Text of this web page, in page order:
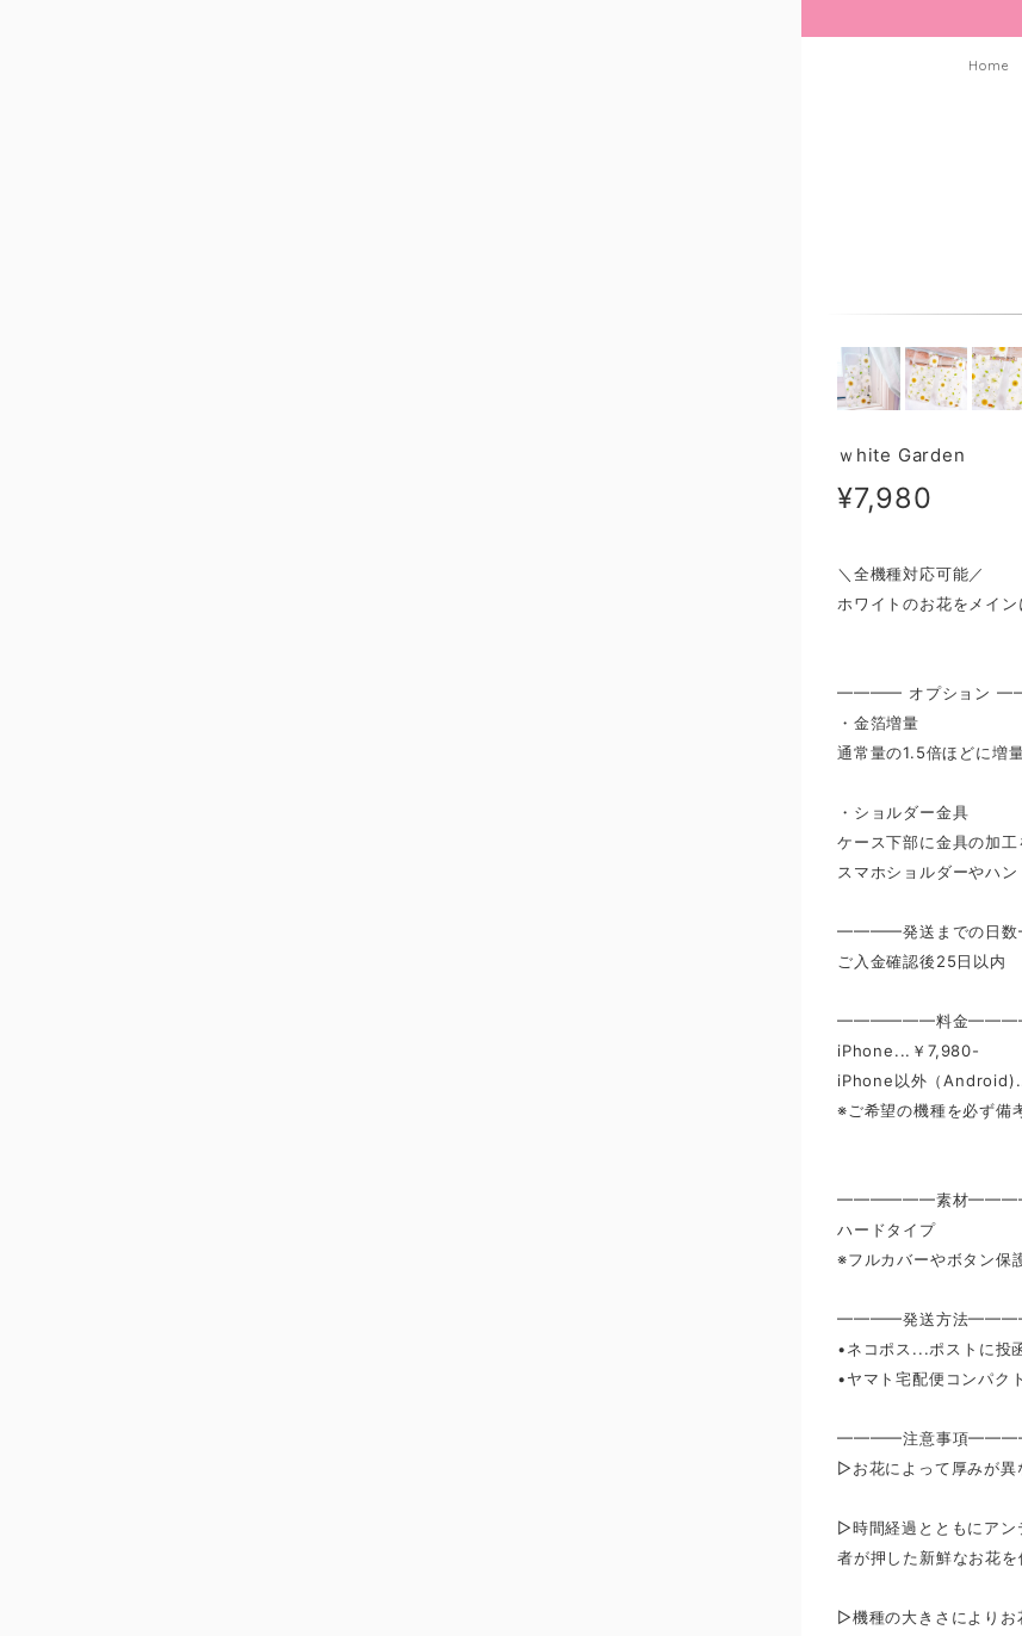
Home
ｗhite Garden
¥7,980
＼全機種対応可能／
ホワイトのお花をメイ
━━━━ オプション
・金箔増量
通常量の1.5倍ほどに増
・ショルダー金具
ケース下部に金具の加工
スマホショルダーやハ
━━━━発送までの日
ご入金確認後25日以内
━━━━━━料金
iPhone...￥7,980-
iPhone以外（
※ご希望の機種を必ず備
━━━━━━素材
ハードタイプ
※フルカバーやボタン保
━━━━発送方法
•ネコポス...ポストに投
•ヤマト宅配便コンパク
━━━━注意事項
▷お花によって厚みが異
▷時間経過とともにア
者が押した新鮮なお花
▷機種の大きさによりお